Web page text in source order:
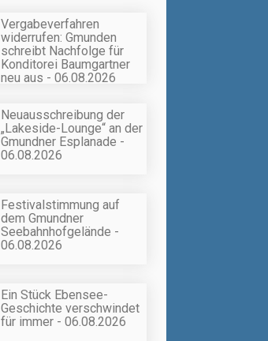
Vergabeverfahren
widerrufen: Gmunden
schreibt Nachfolge für
Konditorei Baumgartner
neu aus - 06.08.2026
Neuausschreibung der
„Lakeside-Lounge“ an der
Gmundner Esplanade -
06.08.2026
Festivalstimmung auf
dem Gmundner
Seebahnhofgelände -
06.08.2026
Ein Stück Ebensee-
Geschichte verschwindet
für immer - 06.08.2026